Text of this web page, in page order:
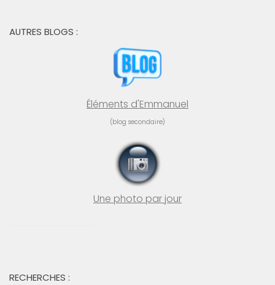
AUTRES BLOGS :
Éléments d'Emmanuel
(blog secondaire)
Une photo par jour
RECHERCHES :